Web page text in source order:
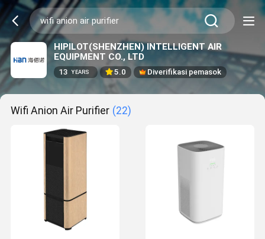
HIPILOT(SHENZHEN) INTELLIGENT AIR
EQUIPMENT CO., LTD
13 YEARS 5.0 Diverifikasi pemasok
Wifi Anion Air Purifier (22)